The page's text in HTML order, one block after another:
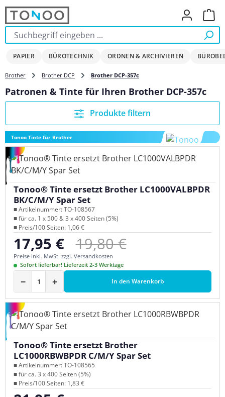
Zum Hauptinhalt springen
PAPIER BÜROTECHNIK ORDNEN & ARCHIVIEREN
Brother Brother DCP Brother DCP-357c
Patronen & Tinte für Ihren Brother DCP-357c
Produkte filtern
Tonoo Tinte für Brother
Tonoo® Tinte ersetzt Brother LC1000VALBPDR
BK/C/M/Y Spar Set
■ Artikelnummer: TO-108567
■ für ca. 1 x 500 & 3 x 400 Seiten (5%)
■ Preis/100 Seiten: 1,06 €
Verkaufspreis:
17,95 € Regulärer Preis:
19,80 €
Preise inkl. MwSt. zzgl. Versandkosten
Sofort lieferbar! Lieferzeit 2-3 Werktage
− + In den Warenkorb
Tonoo® Tinte ersetzt Brother
LC1000RBWBPDR C/M/Y Spar Set
■ Artikelnummer: TO-108565
■ für ca. 3 x 400 Seiten (5%)
■ Preis/100 Seiten: 1,83 €